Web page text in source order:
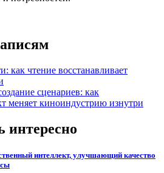
как чтение восстанавливает
сценариев: как
меняет киноиндустрию изнутри
интересно
интеллект, улучшающий качество